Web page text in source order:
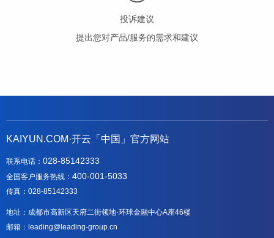
投诉建议
提出您对产品/服务的需求和建议
KAIYUN.COM·开云「中国」官方网站
联系电话： 028-85142333
全国客户服务热线： 400-001-5033
传真：028-85142333
地址：成都市高新区天府二街领地·环球金融中心A座46楼
邮箱：leading@leading-group.cn